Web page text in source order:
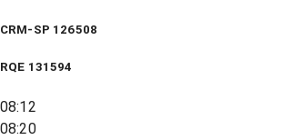
CRM-SP 126508
RQE 131594
08:12
08:20